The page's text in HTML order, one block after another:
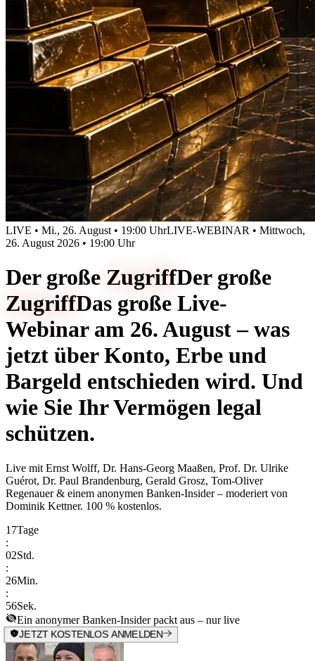
LIVE • Mi., 26. August • 19:00 UhrLIVE-WEBINAR • Mittwoch,
26. August 2026 • 19:00 Uhr
Der große ZugriffDer große
ZugriffDas große Live-
Webinar am 26. August – was
jetzt über Konto, Erbe und
Bargeld entschieden wird. Und
wie Sie Ihr Vermögen legal
schützen.
Live mit Ernst Wolff, Dr. Hans-Georg Maaßen, Prof. Dr. Ulrike
Guérot, Dr. Paul Brandenburg, Gerald Grosz, Tom-Oliver
Regenauer & einem anonymen Banken-Insider– moderiert von
Dominik Kettner. 100 % kostenlos.
17Tage
:
02Std.
:
26Min.
:
56Sek.
Ein anonymer Banken-Insider packt aus – nur live
JETZT KOSTENLOS ANMELDEN